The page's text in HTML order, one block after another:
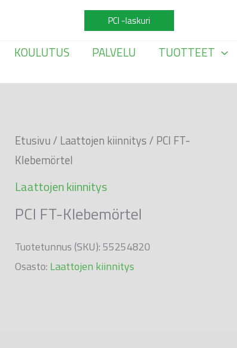
PCI -laskuri
KOULUTUS PALVELU TUOTTEET
Etusivu/ Laattojen kiinnitys/ PCI FT-
Klebemörtel
Laattojen kiinnitys
PCI FT-Klebemörtel
Tuotetunnus (SKU): 55254820
Osasto: Laattojen kiinnitys